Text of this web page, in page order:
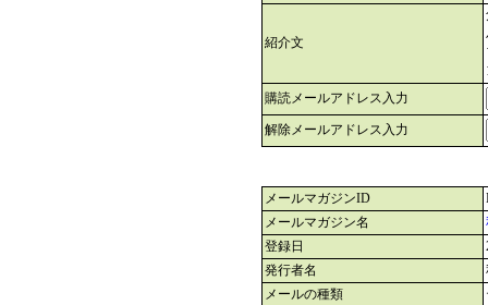
紹介文
購読メールアドレス入力
解除メールアドレス入力
メールマガジンID
メールマガジン名
登録日
発行者名
メールの種類